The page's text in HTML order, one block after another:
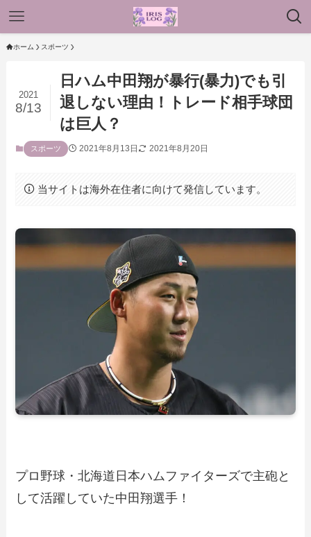
ホーム スポーツ
日ハム中田翔が暴行(暴力)でも引
退しない理由！トレード相手球団
は巨人？
2021
8/13
スポーツ 2021年8月13日 2021年8月20日
当サイトは海外在住者に向けて発信しています。
プロ野球・北海道日本ハムファイターズで主砲と
して活躍していた中田翔選手！